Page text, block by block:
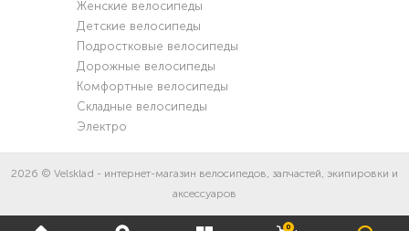
Женские велосипеды
Детские велосипеды
Подростковые велосипеды
Дорожные велосипеды
Комфортные велосипеды
Складные велосипеды
Электро
2026 © Velsklad - интернет-магазин велосипедов, запчастей, экипировки и
аксессуаров
0